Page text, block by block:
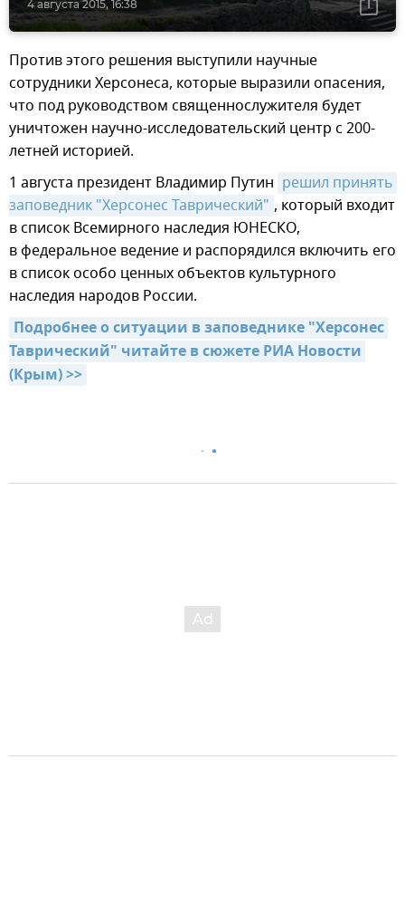
4 августа 2015, 16:38
Против этого решения выступили научные
сотрудники Херсонеса, которые выразили опасения,
что под руководством священнослужителя будет
уничтожен научно-исследовательский центр с 200-
летней историей.
1 августа президент Владимир Путин решил принять
заповедник "Херсонес Таврический" , который входит
в список Всемирного наследия ЮНЕСКО,
в федеральное ведение и распорядился включить его
в список особо ценных объектов культурного
наследия народов России.
Подробнее о ситуации в заповеднике "Херсонес
Таврический" читайте в сюжете РИА Новости
(Крым) >>